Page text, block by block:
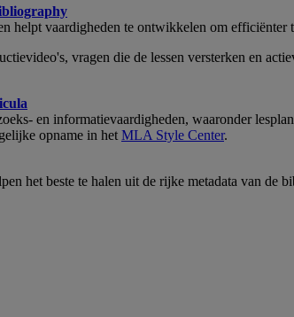
vaardigheden te ontwikkelen om efficiënter
vragen die de lessen versterken en
en informatievaardigheden, waaronder
opname in het MLA Style Center.
het beste te halen uit de rijke metadata van